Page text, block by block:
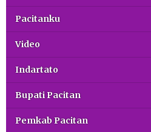
Pacitanku
Video
Indartato
Bupati Pacitan
Pemkab Pacitan